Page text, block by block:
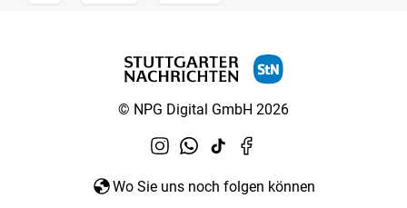
© NPG Digital GmbH 2026
Wo Sie uns noch folgen können